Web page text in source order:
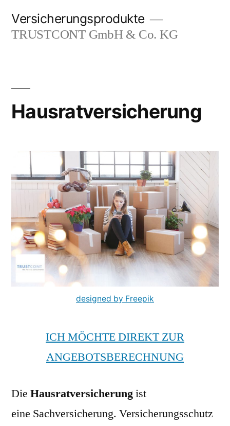
Inhalt
Versicherungsprodukte
TRUSTCONT GmbH & Co. KG
Hausratversicherung
designed by Freepik
ICH MÖCHTE DIREKT ZUR
ANGEBOTSBERECHNUNG
Die Hausratversicherungist
eine Sachversicherung. Versicherungsschutz